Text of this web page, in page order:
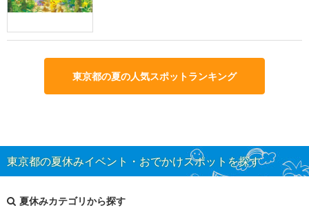
東京都の夏の人気スポットランキング
東京都の夏休みイベント・おでかけスポットを探す
夏休みカテゴリから探す